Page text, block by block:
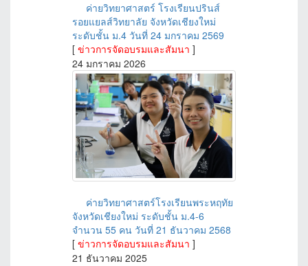
ค่ายวิทยาศาสตร์ โรงเรียนปรินส์
รอยแยลส์วิทยาลัย จังหวัดเชียงใหม่
ระดับชั้น ม.4 วันที่ 24 มกราคม 2569
[ ข่าวการจัดอบรมและสัมนา ]
24 มกราคม 2026
ค่ายวิทยาศาสตร์โรงเรียนพระหฤทัย
จังหวัดเชียงใหม่ ระดับชั้น ม.4-6
จำนวน 55 คน วันที่ 21 ธันวาคม 2568
[ ข่าวการจัดอบรมและสัมนา ]
21 ธันวาคม 2025